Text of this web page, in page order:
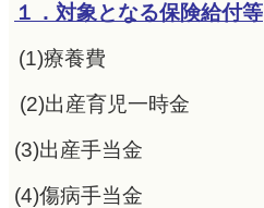
１．対象となる保険給付等
(1)療養費
(2)出産育児一時金
(3)出産手当金
(4)傷病手当金